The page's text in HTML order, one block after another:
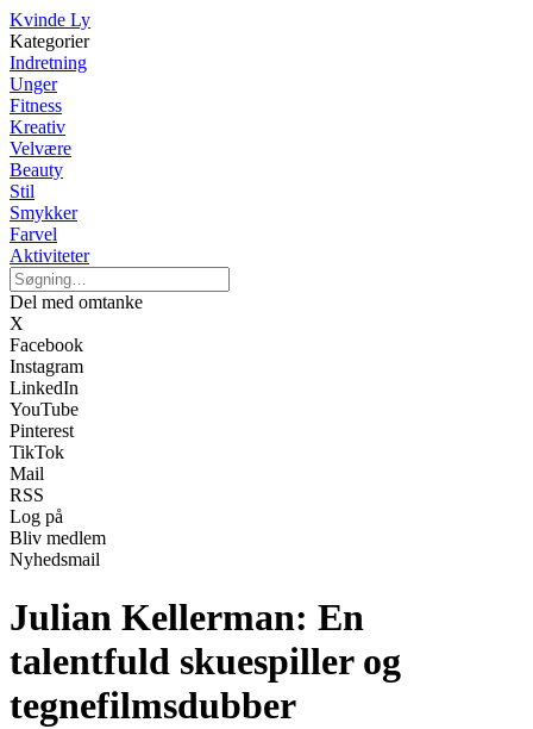
Kvinde Ly
Kategorier
Indretning
Unger
Fitness
Kreativ
Velvære
Beauty
Stil
Smykker
Farvel
Aktiviteter
Del med omtanke
X
Facebook
Instagram
LinkedIn
YouTube
Pinterest
TikTok
Mail
RSS
Log på
Bliv medlem
Nyhedsmail
Julian Kellerman: En
talentfuld skuespiller og
tegnefilmsdubber